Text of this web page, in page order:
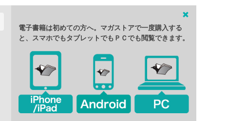
電子書籍は初めての方へ。マガストアで一度購入する
と、スマホでもタブレットでもＰＣでも閲覧できます。